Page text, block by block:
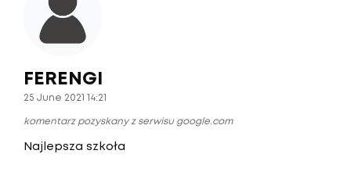
FERENGI
25 June 2021 14:21
komentarz pozyskany z serwisu google.com
Najlepsza szkoła